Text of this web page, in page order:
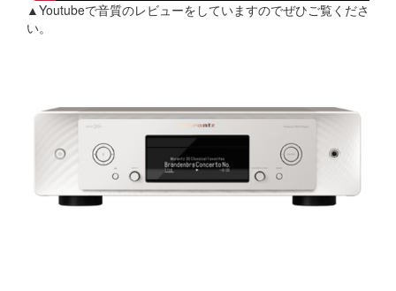
▲Youtubeで音質のレビューをしていますのでぜひご覧くださ
い。